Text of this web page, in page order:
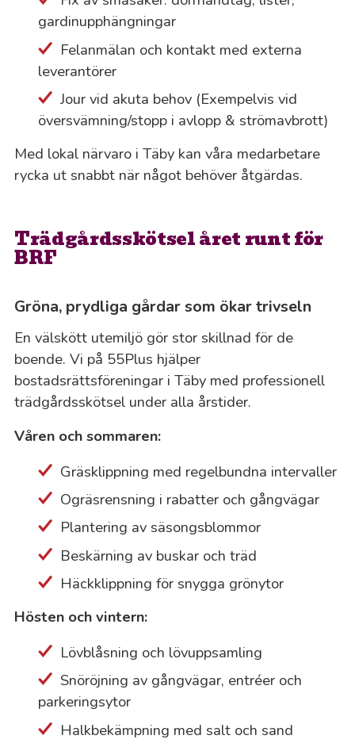
gardinupphängningar
Felanmälan och kontakt med externa
leverantörer
Jour vid akuta behov (Exempelvis vid
översvämning/stopp i avlopp & strömavbrott)
Med lokal närvaro i Täby kan våra medarbetare
rycka ut snabbt när något behöver åtgärdas.
Trädgårdsskötsel året runt för
BRF
Gröna, prydliga gårdar som ökar trivseln
En välskött utemiljö gör stor skillnad för de
boende. Vi på 55Plus hjälper
bostadsrättsföreningar i Täby med professionell
trädgårdsskötsel under alla årstider.
Våren och sommaren:
Gräsklippning med regelbundna intervaller
Ogräsrensning i rabatter och gångvägar
Plantering av säsongsblommor
Beskärning av buskar och träd
Häckklippning för snygga grönytor
Hösten och vintern:
Lövblåsning och lövuppsamling
Snöröjning av gångvägar, entréer och
parkeringsytor
Halkbekämpning med salt och sand